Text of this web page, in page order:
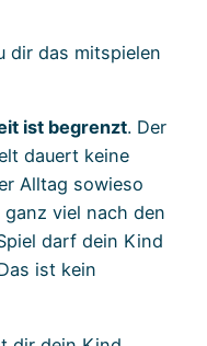
dir das mitspielen
ist begrenzt. Der
dauert keine
Alltag sowieso
viel nach den
darf dein Kind
ist kein